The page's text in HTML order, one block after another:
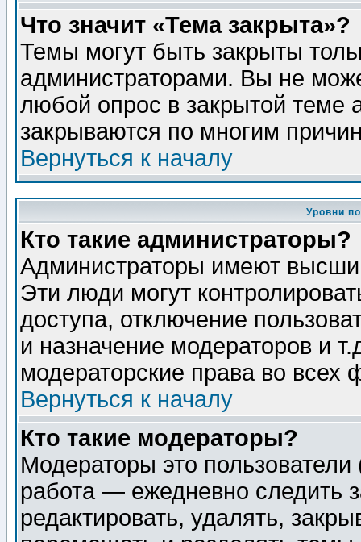
Что значит «Тема закрыта»?
Темы могут быть закрыты
администраторами. Вы не
любой опрос в закрытой теме
закрываются по многим
Вернуться к началу
Уровни
Кто такие администраторы?
Администраторы имеют
Эти люди могут
доступа, отключение
и назначение модераторов и
модераторские права во всех
Вернуться к началу
Кто такие модераторы?
Модераторы это
работа — ежедневно следить
редактировать, удалять,